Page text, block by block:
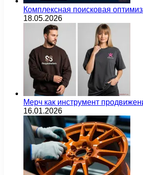
Комплексная поисковая
18.05.2026
Мерч как инструмент
16.01.2026